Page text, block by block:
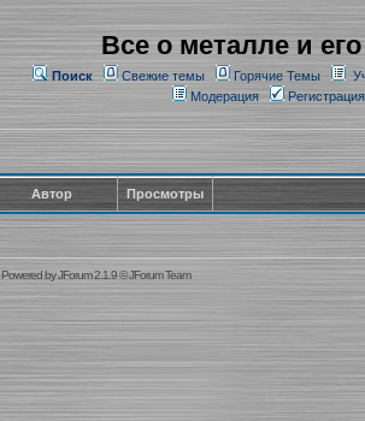
Все о металле и
Поиск Свежие темы Горячие Темы
Модерация
Регистрация
Автор Просмотры
Powered byJForum 2.1.9©JForum Team